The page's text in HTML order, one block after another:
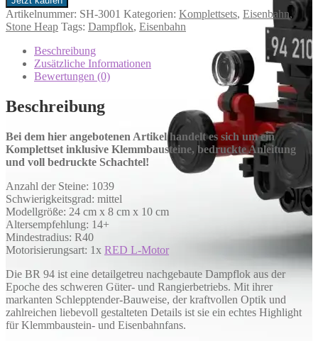
Artikelnummer: SH-3001 Kategorien: Komplettsets, Eisenbahn,
Stone Heap Tags: Dampflok, Eisenbahn
Beschreibung
Zusätzliche Informationen
Bewertungen (0)
Beschreibung
Bei dem hier angebotenen Artikel handelt es sich um ein
Komplettset inklusive Klemmbausteine, bedruckte Anleitung
und voll bedruckte Schachtel!
Anzahl der Steine: 1039
Schwierigkeitsgrad: mittel
Modellgröße: 24 cm x 8 cm x 10 cm
Altersempfehlung: 14+
Mindestradius: R40
Motorisierungsart: 1x RED L-Motor
Die BR 94 ist eine detailgetreu nachgebaute Dampflok aus der
Epoche des schweren Güter- und Rangierbetriebs. Mit ihrer
markanten Schlepptender-Bauweise, der kraftvollen Optik und
zahlreichen liebevoll gestalteten Details ist sie ein echtes Highlight
für Klemmbaustein- und Eisenbahnfans.